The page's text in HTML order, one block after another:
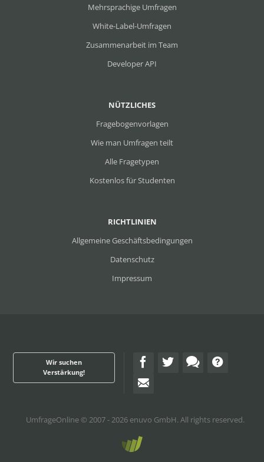
RICHTLINIEN
Allgemeine Geschäftsbedingungen
Datenschutz
Impressum
NÜTZLICHES
Fragebogenvorlagen
Wie man Umfragen teilt
Alle Fragetypen
Kostenlos für Studenten
Mehrsprachige Umfragen
White-Label-Umfragen
Zusammenarbeit im Team
Developer API
UmfrageOnline© 2007 - 2026 enuvo GmbH. All rights reserved.
Wir suchen
Verstärkung!